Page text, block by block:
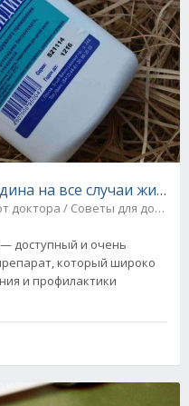
на все случаи жизни
доступный и очень
который широко
и профилактики